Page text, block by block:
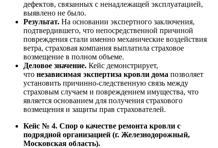
дефектов, связанных с ненадлежащей эксплуатацией,
выявлено не было.
Результат. На основании экспертного заключения,
подтвердившего, что непосредственной причиной
повреждения стали именно механические воздействия
ветра, страховая компания выплатила страховое
возмещение в полном объеме.
Деловое значение. Кейс демонстрирует,
что независимая экспертиза кровли дома позволяет
установить причинно-следственную связь между
страховым случаем и повреждением имущества, что
является основанием для получения страхового
возмещения и защиты прав страхователей.
Кейс № 4. Спор о качестве ремонта кровли с
подрядной организацией (г. Железнодорожный,
Московская область).